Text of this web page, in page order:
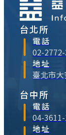
台北所
電話
02-
地址
臺北市
台中所
電話
04-
地址